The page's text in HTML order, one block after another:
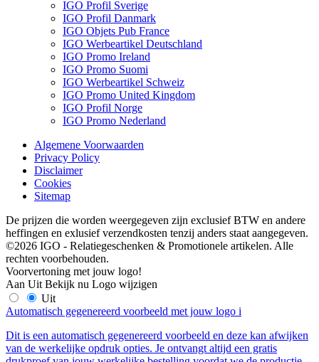
IGO Profil Sverige
IGO Profil Danmark
IGO Objets Pub France
IGO Werbeartikel Deutschland
IGO Promo Ireland
IGO Promo Suomi
IGO Werbeartikel Schweiz
IGO Promo United Kingdom
IGO Profil Norge
IGO Promo Nederland
Algemene Voorwaarden
Privacy Policy
Disclaimer
Cookies
Sitemap
De prijzen die worden weergegeven zijn exclusief BTW en andere
heffingen en exlusief verzendkosten tenzij anders staat aangegeven.
©2026 IGO - Relatiegeschenken & Promotionele artikelen. Alle
rechten voorbehouden.
Voorvertoning met jouw logo!
Aan Uit Bekijk nu Logo wijzigen
Uit
Automatisch gegenereerd voorbeeld met jouw logo i
Dit is een automatisch gegenereerd voorbeeld en deze kan afwijken
van de werkelijke opdruk opties. Je ontvangt altijd een gratis